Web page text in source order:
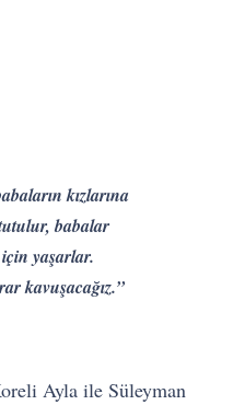
kızlarına
babalar
yaşarlar.
kavuşacağız.”
Ayla ile Süleyman